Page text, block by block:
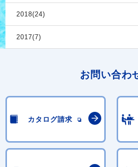
2018(24)
2017(7)
お問い合わ
カタログ請求